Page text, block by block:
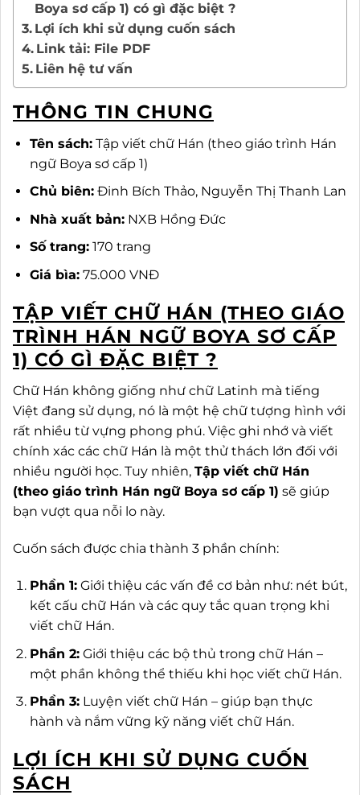
Boya sơ cấp 1) có gì đặc biệt ?
Lợi ích khi sử dụng cuốn sách
Link tải: File PDF
Liên hệ tư vấn
THÔNG TIN CHUNG
Tên sách:Tập viết chữ Hán (theo giáo trình Hán
ngữ Boya sơ cấp 1)
Chủ biên:Đinh Bích Thảo, Nguyễn Thị Thanh Lan
Nhà xuất bản:NXB Hồng Đức
Số trang:170 trang
Giá bìa:75.000 VNĐ
TẬP VIẾT CHỮ HÁN (THEO GIÁO
TRÌNH HÁN NGỮ BOYA SƠ CẤP
1) CÓ GÌ ĐẶC BIỆT ?
Chữ Hán không giống như chữ Latinh mà tiếng
Việt đang sử dụng, nó là một hệ chữ tượng hình với
rất nhiều từ vựng phong phú. Việc ghi nhớ và viết
chính xác các chữ Hán là một thử thách lớn đối với
nhiều người học. Tuy nhiên, Tập viết chữ Hán
(theo giáo trình Hán ngữ Boya sơ cấp 1) sẽ giúp
bạn vượt qua nỗi lo này.
Cuốn sách được chia thành 3 phần chính:
Phần 1:Giới thiệu các vấn đề cơ bản như: nét bút,
kết cấu chữ Hán và các quy tắc quan trọng khi
viết chữ Hán.
Phần 2:Giới thiệu các bộ thủ trong chữ Hán –
một phần không thể thiếu khi học viết chữ Hán.
Phần 3:Luyện viết chữ Hán – giúp bạn thực
hành và nắm vững kỹ năng viết chữ Hán.
LỢI ÍCH KHI SỬ DỤNG CUỐN
SÁCH